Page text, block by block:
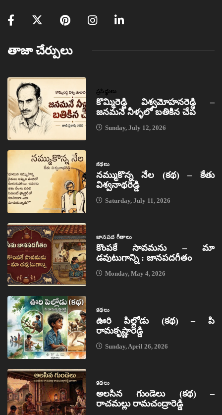
తాజా చేర్పులు
ప్రసిద్ధులు
కొమ్మిరెడ్డి విశ్వమోహనరెడ్డి –
జనమనే నీళ్ళలో బతికిన చేప
Sunday, July 12, 2026
కథలు
నమ్ముకొన్న నేల (కథ) – కేతు
విశ్వనాథరెడ్డి
Saturday, July 11, 2026
జానపద గీతాలు
కొంపకే సావమను – మా
డవుటుగాన్ని : జానపదగీతం
Monday, May 4, 2026
కథలు
ఊరి పిల్లోడు (కథ) – పి
రామకృష్ణారెడ్డి
Sunday, April 26, 2026
కథలు
అలసిన గుండెలు (కథ) –
రాచమల్లు రామచంద్రారెడ్డి